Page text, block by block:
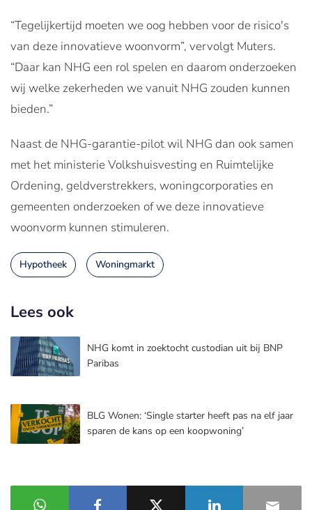
“Tegelijkertijd moeten we oog hebben voor de risico's
van deze innovatieve woonvorm”, vervolgt Muters.
“Daar kan NHG een rol spelen en daarom onderzoeken
wij welke zekerheden we vanuit NHG zouden kunnen
bieden.”
Naast de NHG-garantie-pilot wil NHG dan ook samen
met het ministerie Volkshuisvesting en Ruimtelijke
Ordening, geldverstrekkers, woningcorporaties en
gemeenten onderzoeken of we deze innovatieve
woonvorm kunnen stimuleren.
Hypotheek Woningmarkt
Lees ook
NHG komt in zoektocht custodian uit bij BNP
Paribas
BLG Wonen: ‘Single starter heeft pas na elf jaar
sparen de kans op een koopwoning’